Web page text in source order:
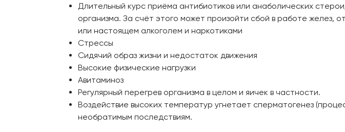
Длительный курс приёма антибиотиков или анаболических
организма. За счёт этого может произойти сбой в работе
или настоящем алкоголем и наркотиками
Стрессы
Сидячий образ жизни и недостаток движения
Высокие физические нагрузки
Авитаминоз
Регулярный перегрев организма в целом и яичек в частности.
Воздействие высоких температур угнетает сперматогенез
необратимым последствиям.